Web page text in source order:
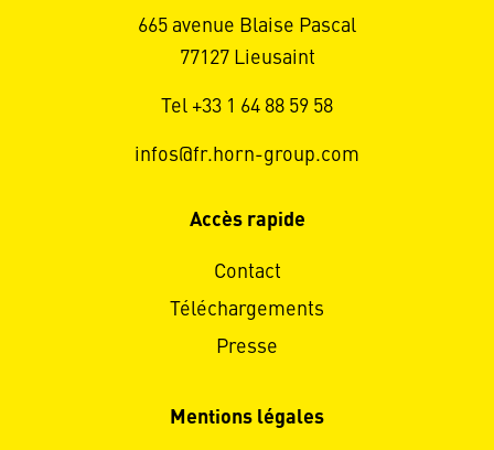
665 avenue Blaise Pascal
77127 Lieusaint
Tel +33 1 64 88 59 58
infos@fr.horn-group.com
Accès rapide
Contact
Téléchargements
Presse
Mentions légales